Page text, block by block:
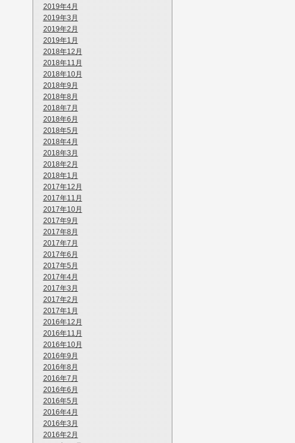
2019年4月
2019年3月
2019年2月
2019年1月
2018年12月
2018年11月
2018年10月
2018年9月
2018年8月
2018年7月
2018年6月
2018年5月
2018年4月
2018年3月
2018年2月
2018年1月
2017年12月
2017年11月
2017年10月
2017年9月
2017年8月
2017年7月
2017年6月
2017年5月
2017年4月
2017年3月
2017年2月
2017年1月
2016年12月
2016年11月
2016年10月
2016年9月
2016年8月
2016年7月
2016年6月
2016年5月
2016年4月
2016年3月
2016年2月